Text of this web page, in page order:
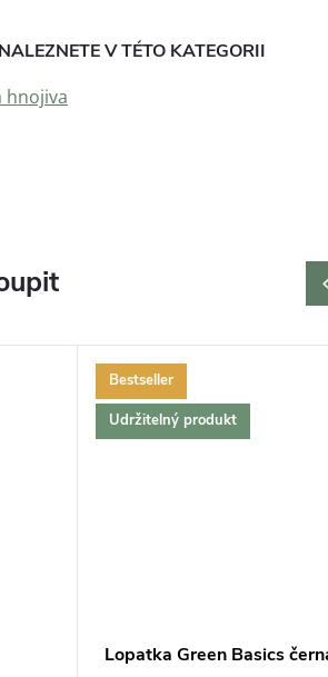
V TÉTO KATEGORII
hnojiva
Bestseller
Udržitelný produkt
Lopatka Green Basics